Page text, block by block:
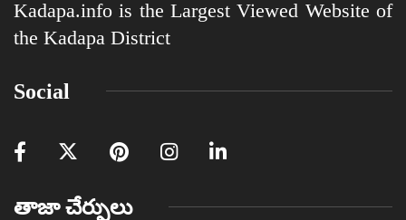
Kadapa.info is the Largest Viewed Website of
the Kadapa District
Social
తాజా చేర్పులు